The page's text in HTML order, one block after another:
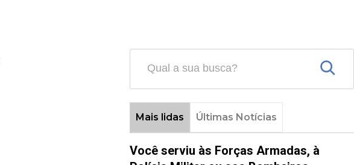
Mais lidas Últimas Notícias
Você serviu às Forças Armadas, à